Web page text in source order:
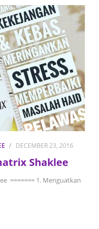
DECEMBER 23, 2016
Shaklee
======= 1. Menguatkan